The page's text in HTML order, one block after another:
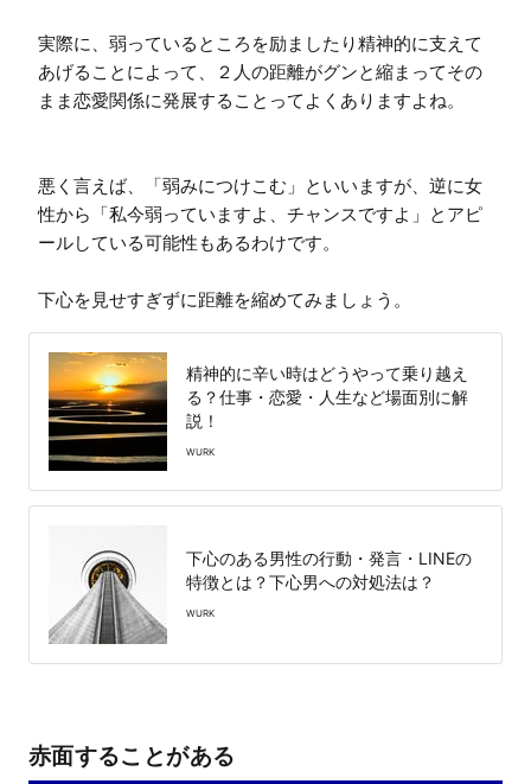
実際に、弱っているところを励ましたり精神的に支えて
あげることによって、２人の距離がグンと縮まってその
まま恋愛関係に発展することってよくありますよね。
悪く言えば、「弱みにつけこむ」といいますが、逆に女
性から「私今弱っていますよ、チャンスですよ」とアピ
ールしている可能性もあるわけです。
下心を見せすぎずに距離を縮めてみましょう。
精神的に辛い時はどうやって乗り越え
る？仕事・恋愛・人生など場面別に解
説！
WURK
下心のある男性の行動・発言・LINEの
特徴とは？下心男への対処法は？
WURK
赤面することがある